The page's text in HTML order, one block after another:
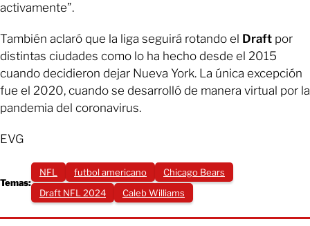
activamente”.
También aclaró que la liga seguirá rotando el Draft por
distintas ciudades como lo ha hecho desde el 2015
cuando decidieron dejar Nueva York. La única excepción
fue el 2020, cuando se desarrolló de manera virtual por la
pandemia del coronavirus.
EVG
Temas:
NFL futbol americano
Chicago Bears
Draft NFL 2024
Caleb Williams